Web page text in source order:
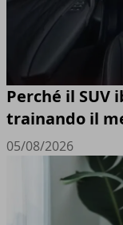
Perché il SUV
trainando il
05/08/2026